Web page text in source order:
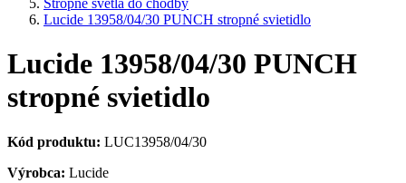
Stropné svetlá do chodby
Lucide 13958/04/30 PUNCH stropné svietidlo
Lucide 13958/04/30 PUNCH
stropné svietidlo
Kód produktu: LUC13958/04/30
Výrobca: Lucide